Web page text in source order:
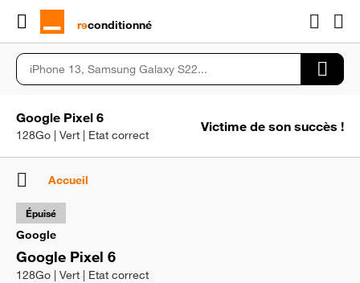
rɘconditionné
Google Pixel 6
128Go | Vert | Etat correct
Victime de son succès !
Accueil
Google
Google Pixel 6
128Go | Vert | Etat correct
Épuisé